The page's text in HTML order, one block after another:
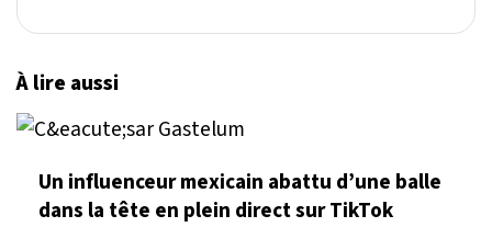
À lire aussi
Un influenceur mexicain abattu d’une balle
dans la tête en plein direct sur TikTok